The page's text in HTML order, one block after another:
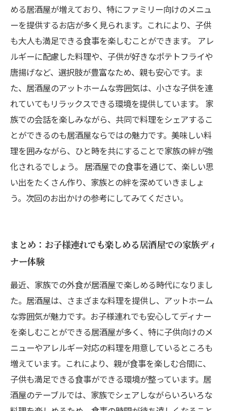
める居酒屋が増えており、特にファミリー向けのメニュ
ーを提供するお店が多く見られます。これにより、子供
も大人も満足できる食事を楽しむことができます。 アレ
ルギーに配慮した料理や、子供が好きなポテトフライや
唐揚げなど、選択肢が豊富なため、親も安心です。ま
た、居酒屋のアットホームな雰囲気は、小さな子供を連
れていてもリラックスできる環境を提供しています。 家
族での会話を楽しみながら、共同で料理をシェアするこ
とができるのも居酒屋ならではの魅力です。美味しい料
理を囲みながら、ひと時を共にすることで家族の絆が強
化されるでしょう。 居酒屋での食事を通じて、楽しい思
い出をたくさん作り、家族との絆を深めていきましょ
う。次回のお出かけの参考にしてみてください。
まとめ：お子様連れでも楽しめる居酒屋での家族ディ
ナー体験
最近、家族での外食が居酒屋で楽しめる時代になりまし
た。居酒屋は、さまざまな料理を提供し、アットホーム
な雰囲気が魅力です。お子様連れでも安心してディナー
を楽しむことができる居酒屋が多く、特に子供向けのメ
ニューやアレルギー対応の料理を用意しているところも
増えています。これにより、親が食事を楽しむ合間に、
子供も満足できる食事ができる環境が整っています。居
酒屋のテーブルでは、家族でシェアしながらいろいろな